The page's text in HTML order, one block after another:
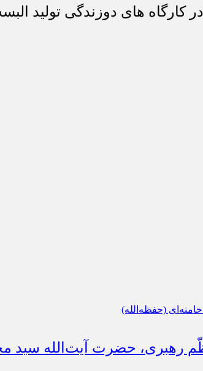
های دوزندگی تولید
رهبری، حضرت آیت‌الله سید